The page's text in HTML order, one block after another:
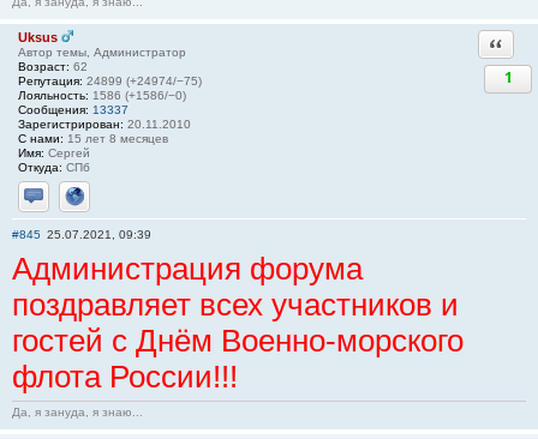
Uksus
Автор темы, Администратор
Возраст: 62
Репутация: 24899 (+24974/−75)
Лояльность: 1586 (+1586/−0)
Сообщения: 13337
Зарегистрирован: 20.11.2010
С нами: 15 лет 8 месяцев
Имя: Сергей
Откуда: СПб
Отправить личное сообщение
Сайт
1
#845 25.07.2021, 09:39
Администрация форума
поздравляет всех участников и
гостей с Днём Военно-морского
флота России!!!
Да, я зануда, я знаю...